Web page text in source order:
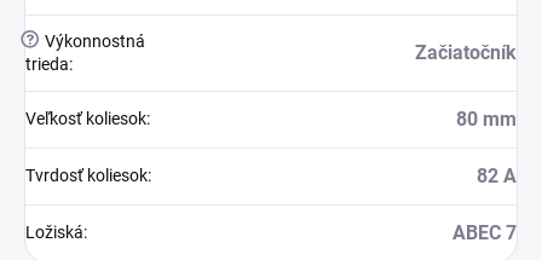
? Výkonnostná
trieda: Začiatočník
Veľkosť koliesok: 80 mm
Tvrdosť koliesok: 82 A
Ložiská: ABEC 7